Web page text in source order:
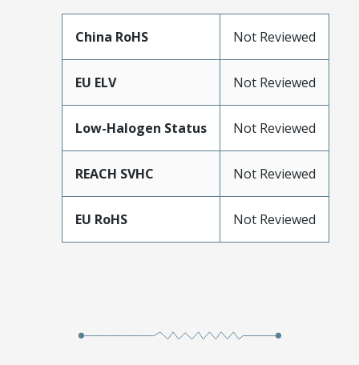
China RoHS Not Reviewed
EU ELV Not Reviewed
Low-Halogen Status Not Reviewed
REACH SVHC Not Reviewed
EU RoHS Not Reviewed